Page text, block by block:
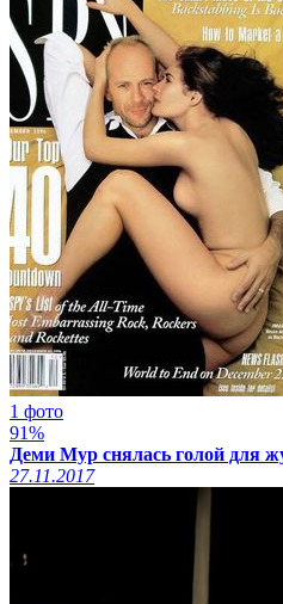
1 фото
91%
Деми Мур снялась голой для
27.11.2017